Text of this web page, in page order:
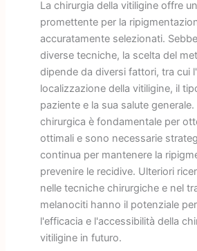
La chirurgia della vitiligine offre
promettente per la
accuratamente selezionati.
diverse tecniche, la scelta del
dipende da diversi fattori, tra cui
localizzazione della vitiligine, il
paziente e la sua salute
chirurgica è fondamentale per
ottimali e sono necessarie
continua per mantenere la
prevenire le recidive. Ulteriori
nelle tecniche chirurgiche e nel
melanociti hanno il potenziale
l'efficacia e l'accessibilità della
vitiligine in futuro.